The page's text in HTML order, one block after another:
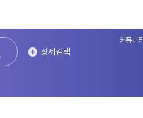
상세검색
커뮤니티